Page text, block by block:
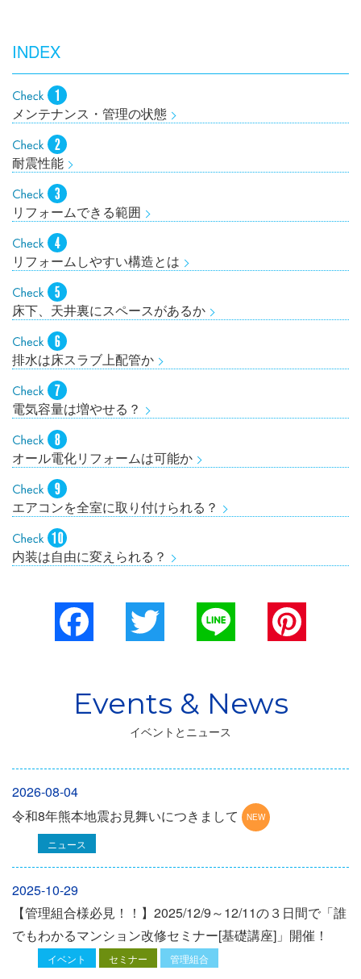
INDEX
メンテナンス・管理の状態
耐震性能
リフォームできる範囲
リフォームしやすい構造とは
床下、天井裏にスペースがあるか
排水は床スラブ上配管か
電気容量は増やせる？
オール電化リフォームは可能か
エアコンを全室に取り付けられる？
内装は自由に変えられる？
Facebook
イベントとニュース
2026-08-04
令和8年熊本地震お見舞いにつきまして
ニュース
2025-10-29
【管理組合様必見！！】2025/12/9～12/11の３日間で「誰
でもわかるマンション改修セミナー[基礎講座]」開催！
イベント セミナー 管理組合